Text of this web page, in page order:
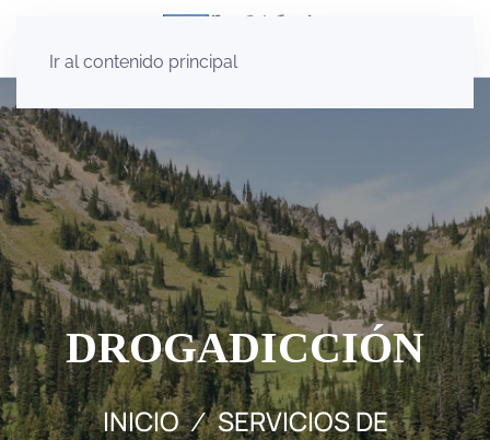
Ir al contenido principal
DROGADICCIÓN
INICIO
SERVICIOS DE